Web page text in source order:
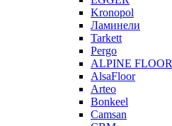
Kronopol
Ламинели
Tarkett
Pergo
ALPINE FLOOR
AlsaFloor
Arteo
Bonkeel
Camsan